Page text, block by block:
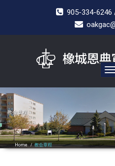
905-334-6246
教会章程
Home/教会章程